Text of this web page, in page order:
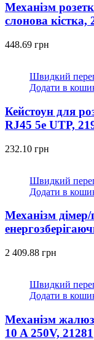
Механізм
слонова кістка,
448.69 грн
Швидкий
Додати в
Кейстоун для
RJ45 5e UTP,
232.10 грн
Швидкий
Додати в
Механізм
2 409.88 грн
Швидкий
Додати в
Механізм
10 A 250V, 21281